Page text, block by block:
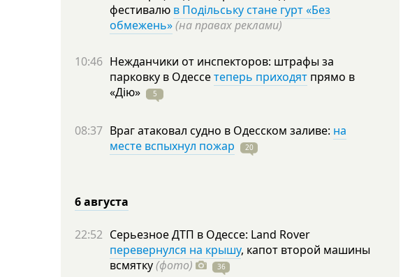
фестивалю в Подільську стане гурт «Без
обмежень»(на правах реклами)
10:46 Нежданчики от инспекторов: штрафы за
парковку в Одессетеперь приходят прямо в
«Дію»
5
08:37 Враг атаковал судно в Одесском заливе: на
месте вспыхнул пожар
20
6 августа
22:52 Серьезное ДТП в Одессе: Land Rover
перевернулся на крышу, капот второй машины
всмятку(фото) 36